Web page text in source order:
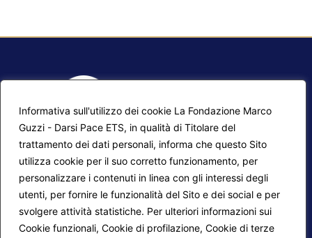
Informativa sull'utilizzo dei cookie La Fondazione Marco
Guzzi - Darsi Pace ETS, in qualità di Titolare del
trattamento dei dati personali, informa che questo Sito
utilizza cookie per il suo corretto funzionamento, per
personalizzare i contenuti in linea con gli interessi degli
utenti, per fornire le funzionalità del Sito e dei social e per
svolgere attività statistiche. Per ulteriori informazioni sui
Cookie funzionali, Cookie di profilazione, Cookie di terze
Mappa del sito
Progetti Darsi Pace
Calendario corsi
Privacy Policy